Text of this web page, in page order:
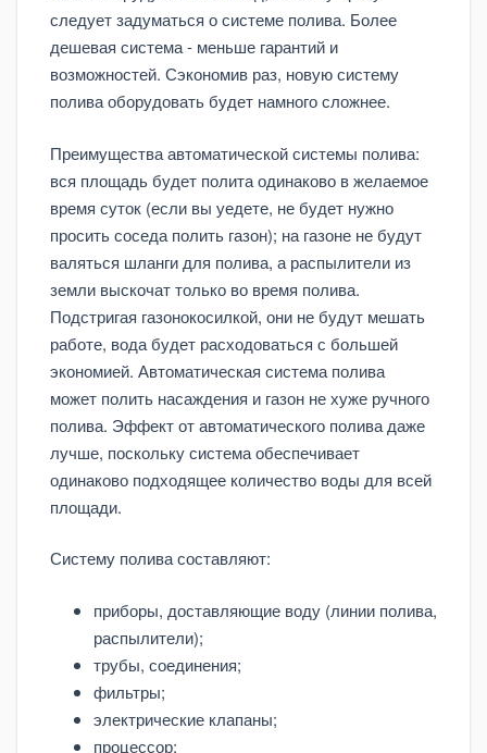
следует задуматься о системе полива. Более
дешевая система - меньше гарантий и
возможностей. Сэкономив раз, новую систему
полива оборудовать будет намного сложнее.
Преимущества автоматической системы полива:
вся площадь будет полита одинаково в желаемое
время суток (если вы уедете, не будет нужно
просить соседа полить газон); на газоне не будут
валяться шланги для полива, а распылители из
земли выскочат только во время полива.
Подстригая газонокосилкой, они не будут мешать
работе, вода будет расходоваться с большей
экономией. Автоматическая система полива
может полить насаждения и газон не хуже ручного
полива. Эффект от автоматического полива даже
лучше, поскольку система обеспечивает
одинаково подходящее количество воды для всей
площади.
Систему полива составляют:
приборы, доставляющие воду (линии полива,
распылители);
трубы, соединения;
фильтры;
электрические клапаны;
процессор;